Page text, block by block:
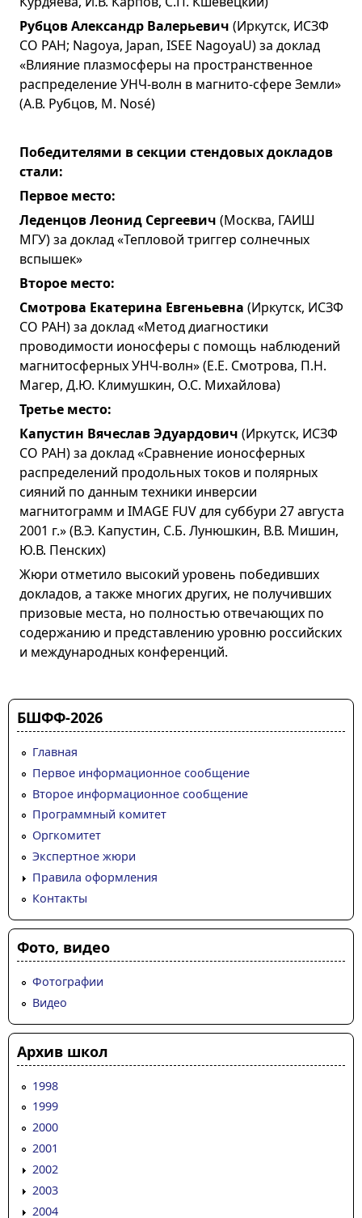
Рубцов Александр Валерьевич (Иркутск, ИСЗФ
СО РАН; Nagoya, Japan, ISEE NagoyaU) за доклад
«Влияние плазмосферы на пространственное
распределение УНЧ-волн в магнито-сфере Земли»
(А.В. Рубцов, M. Nosé)
Победителями в секции стендовых докладов
стали:
Первое место:
Леденцов Леонид Сергеевич (Москва, ГАИШ
МГУ) за доклад «Тепловой триггер солнечных
вспышек»
Второе место:
Смотрова Екатерина Евгеньевна (Иркутск, ИСЗФ
СО РАН) за доклад «Метод диагностики
проводимости ионосферы с помощь наблюдений
магнитосферных УНЧ-волн» (Е.Е. Смотрова, П.Н.
Магер, Д.Ю. Климушкин, О.С. Михайлова)
Третье место:
Капустин Вячеслав Эдуардович (Иркутск, ИСЗФ
СО РАН) за доклад «Сравнение ионосферных
распределений продольных токов и полярных
сияний по данным техники инверсии
магнитограмм и IMAGE FUV для суббури 27 августа
2001 г.» (В.Э. Капустин, С.Б. Лунюшкин, В.В. Мишин,
Ю.В. Пенских)
Жюри отметило высокий уровень победивших
докладов, а также многих других, не получивших
призовые места, но полностью отвечающих по
содержанию и представлению уровню российских
и международных конференций.
БШФФ-2026
Главная
Первое информационное сообщение
Второе информационное сообщение
Программный комитет
Оргкомитет
Экспертное жюри
Правила оформления
Контакты
Фото, видео
Фотографии
Видео
Архив школ
1998
1999
2000
2001
2002
2003
2004